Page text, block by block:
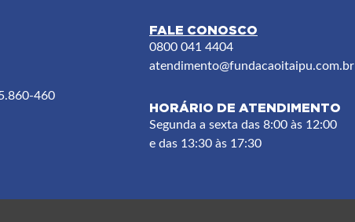
460
FALE CONOSCO
0800 041 4404
atendimento@fundacaoitaipu.com.br
HORÁRIO DE ATENDIMENTO
Segunda a sexta das 8:00 às 12:00
e das 13:30 às 17:30